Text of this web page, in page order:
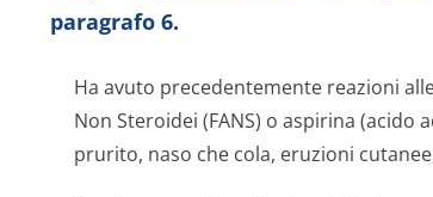
paragrafo 6.
Ha avuto precedentemente reazioni
Non Steroidei (FANS) o aspirina (acido
prurito, naso che cola, eruzioni